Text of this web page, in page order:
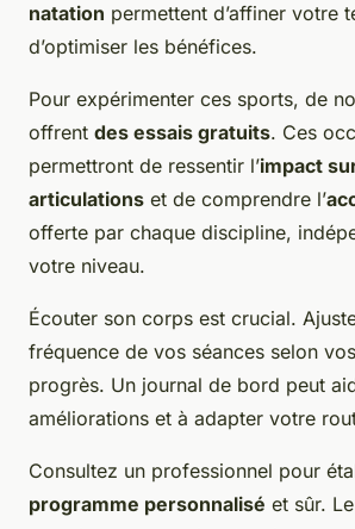
natation permettent d’affiner votre
d’optimiser les bénéfices.
Pour expérimenter ces sports, de
offrent des essais gratuits. Ces
permettront de ressentir l’impact
articulations et de comprendre l’
offerte par chaque discipline,
votre niveau.
Écouter son corps est crucial.
fréquence de vos séances selon
progrès. Un journal de bord peut
améliorations et à adapter votre
Consultez un professionnel pour
programme personnalisé et sûr.